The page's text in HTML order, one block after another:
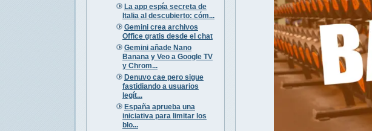
La app espía secreta de
Italia al descubierto: cóm...
Gemini crea archivos
Office gratis desde el chat
Gemini añade Nano
Banana y Veo a Google TV
y Chrom...
Denuvo cae pero sigue
fastidiando a usuarios
legít...
España aprueba una
iniciativa para limitar los
blo...